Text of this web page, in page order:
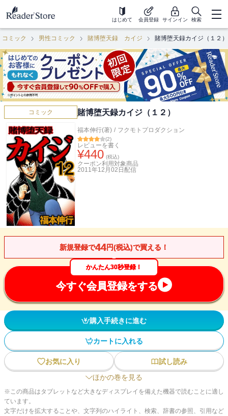
はじめて 会員登録 サインイン 検索
コミック 男性コミック 賭博堕天録 カイジ 賭博堕天録カイジ（１２）
コミック 賭博堕天録カイジ（１２）
福本伸行(著) / フクモトプロダクション
(2)
レビューを書く
¥440 (税込)
クーポン利用対象商品
2011年12月02日 配信
新規登録で44円(税込)で買える！
かんたん30秒登録！
今すぐ会員登録をする
購入手続きに進む
カートに入れる
お気に入り
試し読み
ほかの巻を見る
※この商品はタブレットなど大きなディスプレイを備えた機器で読むことに適し
ています。
文字だけを拡大することや、文字列のハイライト、検索、辞書の参照、引用など